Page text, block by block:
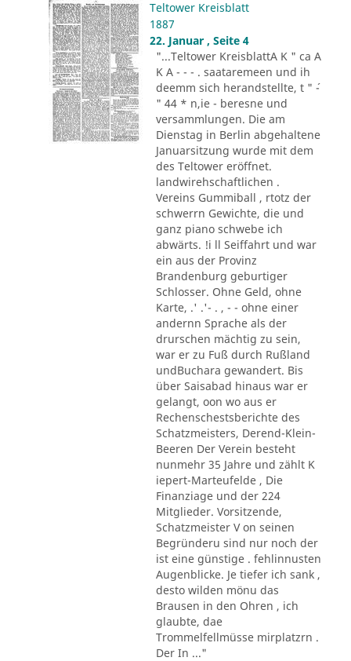
Teltower Kreisblatt
1887
22. Januar , Seite 4
"...Teltower KreisblattA K " ca A
K A - - - . saataremeen und ih
deemm sich herandstellte, t " ´-
" 44 * n,ie - beresne und
versammlungen. Die am
Dienstag in Berlin abgehaltene
Januarsitzung wurde mit dem
des Teltower eröffnet.
landwirehschaftlichen .
Vereins Gummiball , rtotz der
schwerrn Gewichte, die und
ganz piano schwebe ich
abwärts. !i ll Seiffahrt und war
ein aus der Provinz
Brandenburg geburtiger
Schlosser. Ohne Geld, ohne
Karte, .' .'- . , - - ohne einer
andernn Sprache als der
drurschen mächtig zu sein,
war er zu Fuß durch Rußland
undBuchara gewandert. Bis
über Saisabad hinaus war er
gelangt, oon wo aus er
Rechenschestsberichte des
Schatzmeisters, Derend-Klein-
Beeren Der Verein besteht
nunmehr 35 Jahre und zählt K
iepert-Marteufelde , Die
Finanziage und der 224
Mitglieder. Vorsitzende,
Schatzmeister V on seinen
Begründeru sind nur noch der
ist eine günstige . fehlinnusten
Augenblicke. Je tiefer ich sank ,
desto wilden mönu das
Brausen in den Ohren , ich
glaubte, dae
Trommelfellmüsse mirplatzrn .
Der In ..."